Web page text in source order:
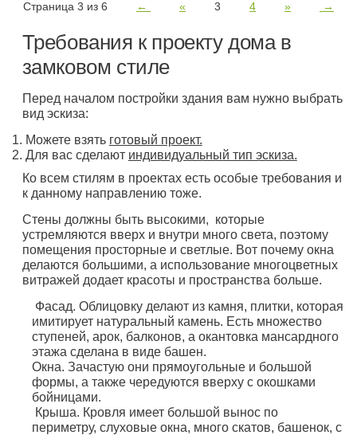
Страница 3 из 6 ← « 3 4 » →
Требования к проекту дома в
замковом стиле
Перед началом постройки здания вам нужно выбрать
вид эскиза:
Можете взять готовый проект.
Для вас сделают индивидуальный тип эскиза.
Ко всем стилям в проектах есть особые требования и
к данному направлению тоже.
Стены должны быть высокими, которые
устремляются вверх и внутри много света, поэтому
помещения просторные и светлые. Вот почему окна
делаются большими, а использование многоцветных
витражей додает красоты и пространства больше.
Фасад. Облицовку делают из камня, плитки, которая
имитирует натуральный камень. Есть множество
ступеней, арок, балконов, а окантовка мансардного
этажа сделана в виде башен.
Окна. Зачастую они прямоугольные и большой
формы, а также чередуются вверху с окошками
бойницами.
Крыша. Кровля имеет большой вынос по
периметру, слуховые окна, много скатов, башенок, с